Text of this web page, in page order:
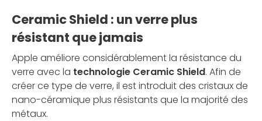
Ceramic Shield : un verre plus
résistant que jamais
Apple améliore considérablement la résistance du
verre avec la technologie Ceramic Shield. Afin de
créer ce type de verre, il est introduit des cristaux de
nano-céramique plus résistants que la majorité des
métaux.